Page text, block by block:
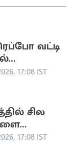
வட்டி
கணிப்பு
17:08 IST
சில
பண
17:08 IST